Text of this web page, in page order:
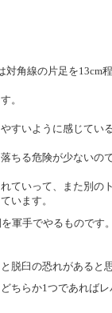
角線の片足を13cm
。
すいように感じている
ちる危険が少ないの
いって、また別の
います。
軍手でやるものです。
脱臼の恐れがあると思
ちらか1つであれば